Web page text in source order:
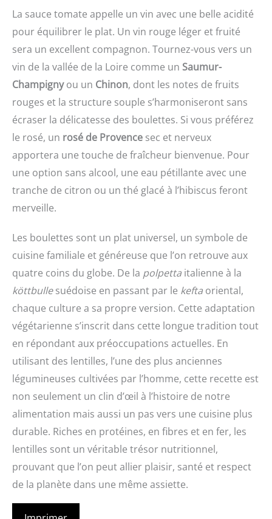
La sauce tomate appelle un vin avec une belle acidité
pour équilibrer le plat. Un vin rouge léger et fruité
sera un excellent compagnon. Tournez-vous vers un
vin de la vallée de la Loire comme un Saumur-
Champignyou un Chinon, dont les notes de fruits
rouges et la structure souple s’harmoniseront sans
écraser la délicatesse des boulettes. Si vous préférez
le rosé, un rosé de Provence sec et nerveux
apportera une touche de fraîcheur bienvenue. Pour
une option sans alcool, une eau pétillante avec une
tranche de citron ou un thé glacé à l’hibiscus feront
merveille.
Les boulettes sont un plat universel, un symbole de
cuisine familiale et généreuse que l’on retrouve aux
quatre coins du globe. De la polpetta italienne à la
köttbullesuédoise en passant par le kefta oriental,
chaque culture a sa propre version. Cette adaptation
végétarienne s’inscrit dans cette longue tradition tout
en répondant aux préoccupations actuelles. En
utilisant des lentilles, l’une des plus anciennes
légumineuses cultivées par l’homme, cette recette est
non seulement un clin d’œil à l’histoire de notre
alimentation mais aussi un pas vers une cuisine plus
durable. Riches en protéines, en fibres et en fer, les
lentilles sont un véritable trésor nutritionnel,
prouvant que l’on peut allier plaisir, santé et respect
de la planète dans une même assiette.